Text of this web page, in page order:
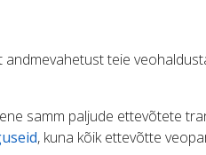
teie
samm paljude ettevõtete
, kuna kõik ettevõtte